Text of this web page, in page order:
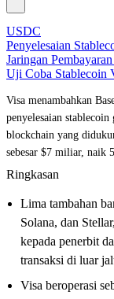
USDC
Penyelesaian
Jaringan
Uji Coba Stablecoin
Visa menambahkan
penyelesaian
blockchain yang
sebesar $7 miliar, naik
Ringkasan
Lima tambahan
Solana, dan
kepada penerbit
transaksi di luar
Visa beroperasi